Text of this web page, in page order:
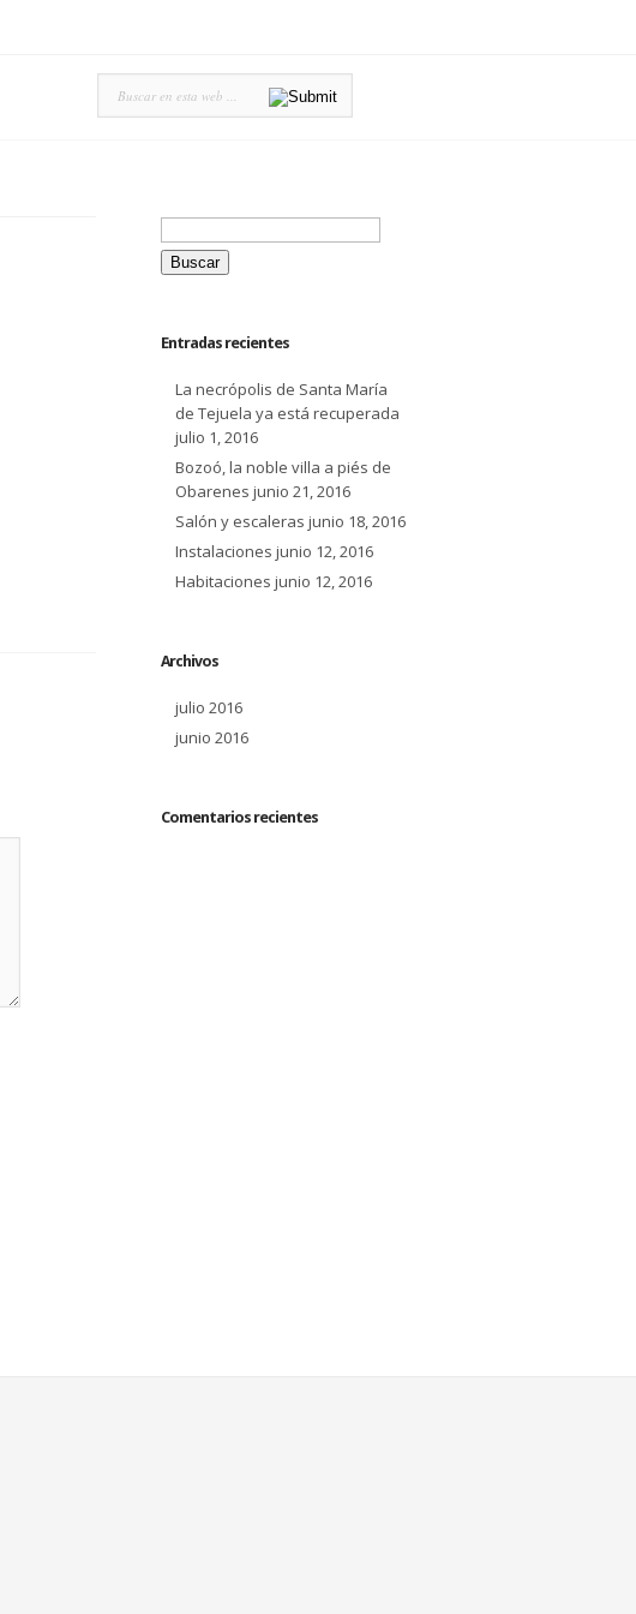
Buscar:
Entradas recientes
La necrópolis de Santa María
de Tejuela ya está recuperada
julio 1, 2016
Bozoó, la noble villa a piés de
Obarenes junio 21, 2016
Salón y escaleras junio 18, 2016
Instalaciones junio 12, 2016
Habitaciones junio 12, 2016
Archivos
julio 2016
junio 2016
Comentarios recientes